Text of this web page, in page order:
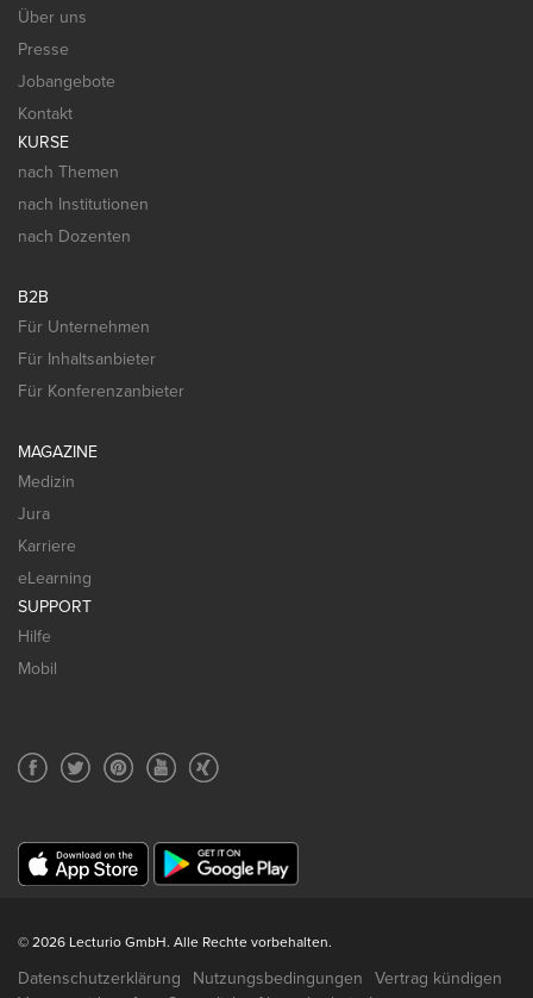
Über uns
Presse
Jobangebote
Kontakt
KURSE
nach Themen
nach Institutionen
nach Dozenten
B2B
Für Unternehmen
Für Inhaltsanbieter
Für Konferenzanbieter
MAGAZINE
Medizin
Jura
Karriere
eLearning
SUPPORT
Hilfe
Mobil
© 2026 Lecturio GmbH. Alle Rechte vorbehalten.
Datenschutzerklärung Nutzungsbedingungen
Vertrag kündigen